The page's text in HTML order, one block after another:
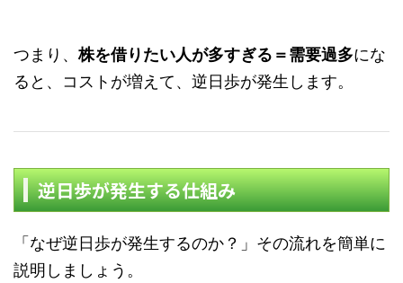
つまり、株を借りたい人が多すぎる＝需要過多にな
ると、コストが増えて、逆日歩が発生します。
逆日歩が発生する仕組み
「なぜ逆日歩が発生するのか？」その流れを簡単に
説明しましょう。